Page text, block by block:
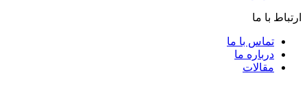
ارتباط با ما
تماس با ما
درباره ما
مقالات